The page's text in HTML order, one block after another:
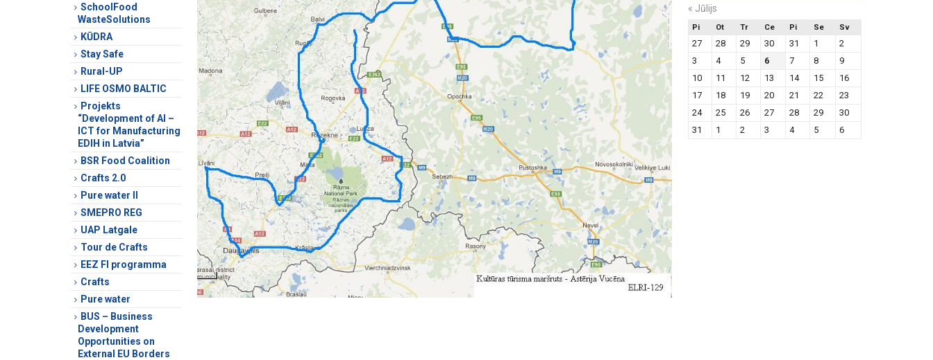
SchoolFood
WasteSolutions
KŪDRA
Stay Safe
Rural-UP
LIFE OSMO BALTIC
Projekts
“Development of AI –
ICT for Manufacturing
EDIH in Latvia”
BSR Food Coalition
Crafts 2.0
Pure water II
SMEPRO REG
UAP Latgale
Tour de Crafts
EEZ FI programma
Crafts
Pure water
BUS – Business
Development
Opportunities on
External EU Borders
« Jūlijs
Pi Ot Tr Ce Pi Se Sv
27 28 29 30 31 1
2
3
4 5 6 7 8
9
10
11 12 13 14 15
16
17
18 19 20 21 22
23
24
25 26 27 28 29
30
31
1 2 3 4 5 6